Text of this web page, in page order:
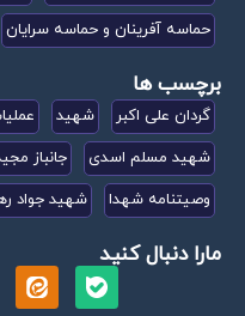
حماسه آفرینان و حماسه سرایان
برچسب ها
گردان علی اکبر شهید
شهید مسلم اسدی
جانباز
وصیتنامه شهدا
شهید جواد
مارا دنبال کنید